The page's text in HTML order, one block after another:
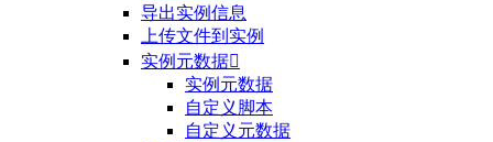
导出实例信息
上传文件到实例
实例元数据
实例元数据
自定义脚本
自定义元数据